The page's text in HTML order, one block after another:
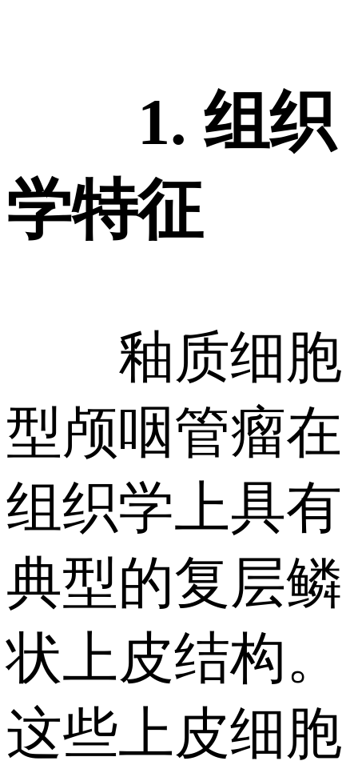
1. 组织
学特征
釉质细胞
型颅咽管瘤在
组织学上具有
典型的复层鳞
状上皮结构。
这些上皮细胞